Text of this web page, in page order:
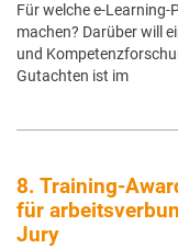
Für welche e-
machen? Darüber will
und
Gutachten ist im
8. Training-
für
Jury